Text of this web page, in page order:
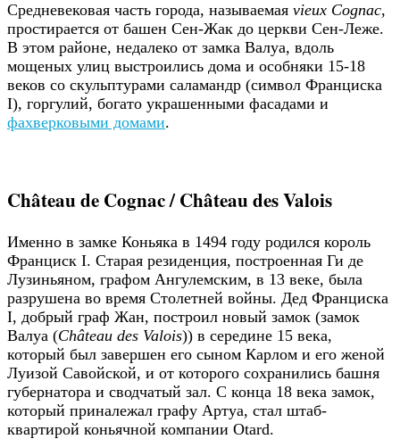
Средневековая часть города, называемая vieux Cognac,
простирается от башен Сен-Жак до церкви Сен-Леже.
В этом районе, недалеко от замка Валуа, вдоль
мощеных улиц выстроились дома и особняки 15-18
веков со скульптурами саламандр (символ Франциска
I), горгулий, богато украшенными фасадами и
фахверковыми домами.
Château de Cognac / Château des Valois
Именно в замке Коньяка в 1494 году родился король
Франциск I. Старая резиденция, построенная Ги де
Лузиньяном, графом Ангулемским, в 13 веке, была
разрушена во время Столетней войны. Дед Франциска
I, добрый граф Жан, построил новый замок (замок
Валуа (Château des Valois)) в середине 15 века,
который был завершен его сыном Карлом и его женой
Луизой Савойской, и от которого сохранились башня
губернатора и сводчатый зал. С конца 18 века замок,
который приналежал графу Артуа, стал штаб-
квартирой коньячной компании Otard.